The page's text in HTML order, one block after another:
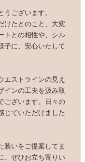
ございます。
けたとのこと、大変
トとの相性や、シル
子に、安心いたして
ストラインの見え
インの工夫を汲み取
ございます。日々の
じていただけました
装いをご提案してま
、ぜひお立ち寄りい